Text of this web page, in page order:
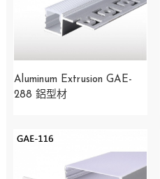
Aluminum Extrusion GAE-
288 鋁型材